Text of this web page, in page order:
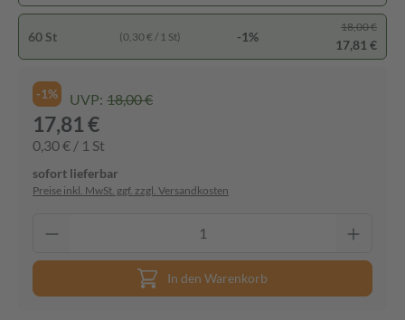
60 St (0,30 € / 1 St) -1%
18,00 €
17,81 €
-1% UVP: 18,00 €
17,81 €
0,30 € / 1 St
sofort lieferbar
Preise inkl. MwSt. ggf. zzgl. Versandkosten
In den Warenkorb